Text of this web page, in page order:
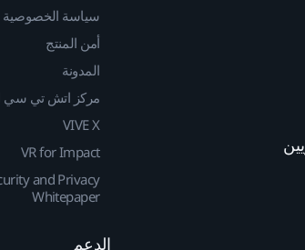
سياسة الخصوصية
أمن المنتج
المدونة
مركز اتش تي سي
VIVE X
VR for Impact
and Privacy
Whitepaper
الدعم